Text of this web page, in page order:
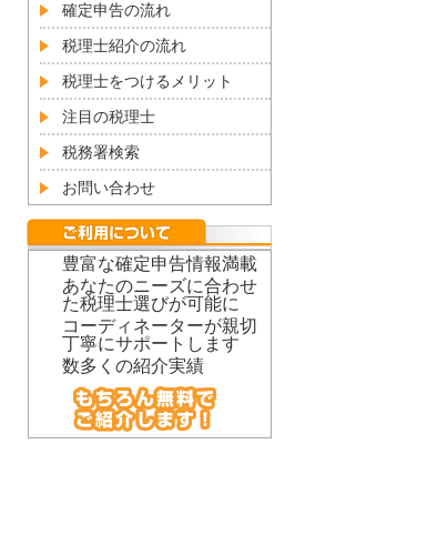
確定申告の流れ
税理士紹介の流れ
税理士をつけるメリット
注目の税理士
税務署検索
お問い合わせ
豊富な確定申告情報満載
あなたのニーズに合わせ
た税理士選びが可能に
コーディネーターが親切
丁寧にサポートします
数多くの紹介実績